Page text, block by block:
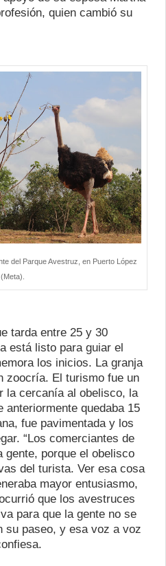
quien cambió su
del Parque Avestruz, en Puerto López
(Meta).
tarda entre 25 y 30
está listo para guiar el
los inicios. La granja
zoocría. El turismo fue un
la cercanía al obelisco, la
anteriormente quedaba 15
fue pavimentada y los
“Los comerciantes de
gente, porque el obelisco
del turista. Ver esa cosa
mayor entusiasmo,
que los avestruces
para que la gente no se
su paseo, y esa voz a voz